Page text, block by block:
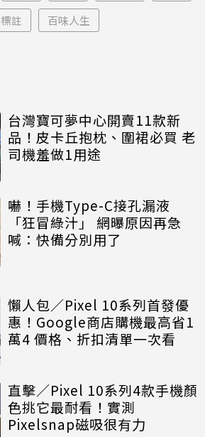
標註 百味人生
台灣寶可夢中心開賣11款新
品！皮卡丘抱枕、圍裙必買 老
司機羞做1用途
嚇！手機Type-C接孔漏液
「狂冒綠汁」 網曝原因再急
喊：快備分別用了
懶人包／Pixel 10系列首發優
惠！Google商店購機最高省1
萬4 價格、折扣清單一次看
直擊／Pixel 10系列4款手機顏
色挑它最耐看！實測
Pixelsnap磁吸很有力